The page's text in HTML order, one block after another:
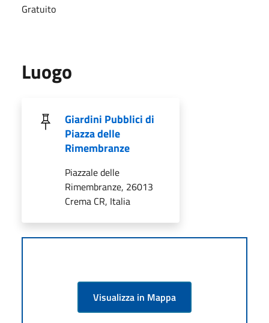
Gratuito
Luogo
Giardini Pubblici di
Piazza delle
Rimembranze
Piazzale delle
Rimembranze, 26013
Crema CR, Italia
Visualizza in Mappa